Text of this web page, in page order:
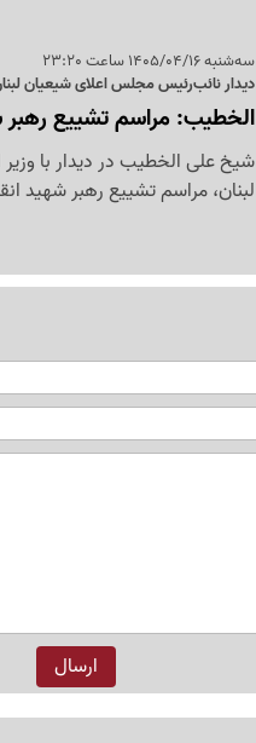
سه‌شنبه 1405/04/16 ساعت 23:20
دیدار نائب‌رئیس مجلس اعلای شیعیان
الخطیب: مراسم تشییع رهبر
شیخ علی الخطیب در دیدار با
لبنان، مراسم تشییع رهبر شهید